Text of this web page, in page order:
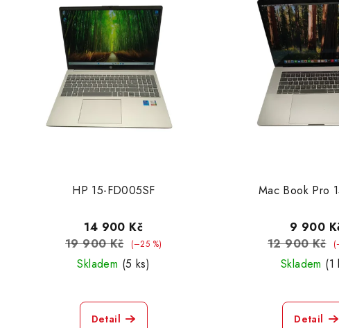
HP 15-FD005SF
14 900 Kč
19 900 Kč
(–25 %)
Skladem (5 ks)
Detail
Mac Book Pro
9 900
12 900 Kč
Skladem (1
Detail